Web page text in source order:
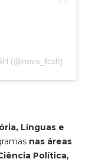
(@nova_fcsh)
Línguas e
nas áreas
Política,